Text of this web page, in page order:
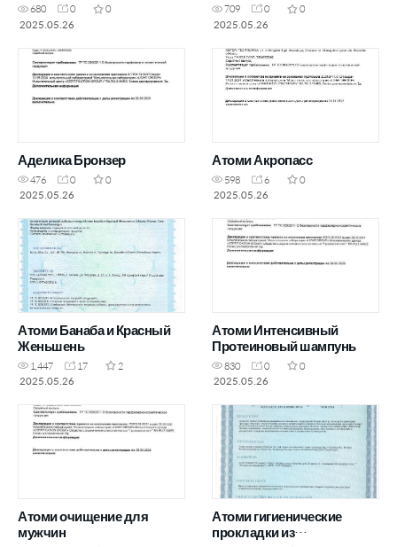
680 0
0
2025.05.26
709 0
0
2025.05.26
Аделика Бронзер
476 0
0
2025.05.26
Атоми Акропасс
598 6
0
2025.05.26
Атоми Банаба и Красный
Женьшень
1,447 17
2
2025.05.26
Атоми Интенсивный
Протеиновый шампунь
830 0
0
2025.05.26
Атоми очищение для
мужчин
Атоми гигиенические
прокладки из